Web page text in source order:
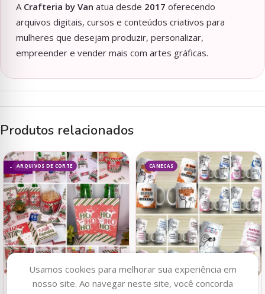
A Crafteria by Van atua desde 2017 oferecendo
arquivos digitais, cursos e conteúdos criativos para
mulheres que desejam produzir, personalizar,
empreender e vender mais com artes gráficas.
Produtos relacionados
ARQUIVOS DE CORTE
- 75% CANECAS
Usamos cookies para melhorar sua experiência em
nosso site. Ao navegar neste site, você concorda